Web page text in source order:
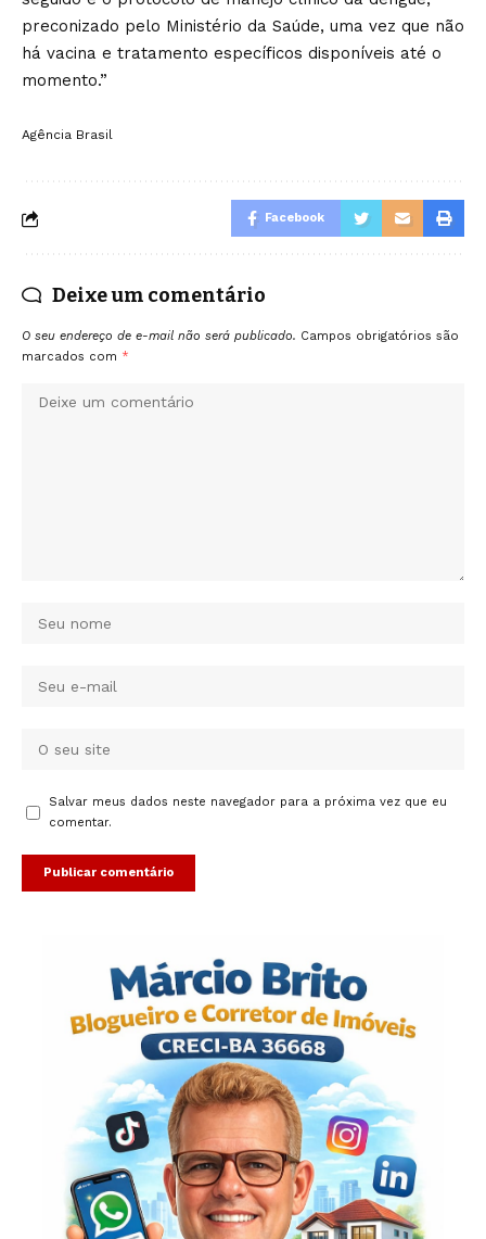
preconizado pelo Ministério da Saúde, uma vez que não
há vacina e tratamento específicos disponíveis até o
momento.”
Agência Brasil
Facebook
Deixe um comentário
O seu endereço de e-mail não será publicado. Campos obrigatórios são
marcados com *
Salvar meus dados neste navegador para a próxima vez que eu
comentar.